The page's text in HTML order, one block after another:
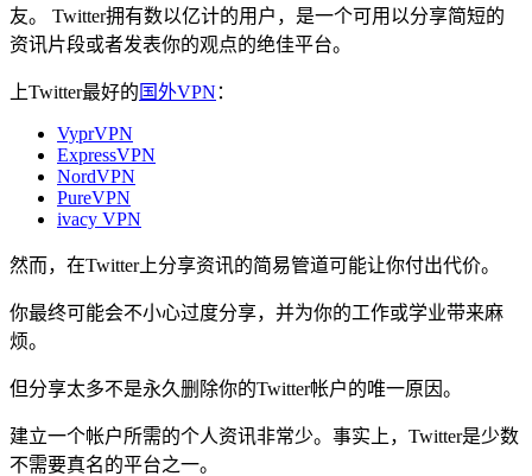
友。 Twitter拥有数以亿计的用户，是一个可用以分享简短的
资讯片段或者发表你的观点的绝佳平台。
上Twitter最好的 国外VPN ：
VyprVPN
ExpressVPN
NordVPN
PureVPN
ivacy VPN
然而，在Twitter上分享资讯的简易管道可能让你付出代价。
你最终可能会不小心过度分享，并为你的工作或学业带来麻
烦。
但分享太多不是永久删除你的Twitter帐户的唯一原因。
建立一个帐户所需的个人资讯非常少。事实上，Twitter是少数
不需要真名的平台之一。